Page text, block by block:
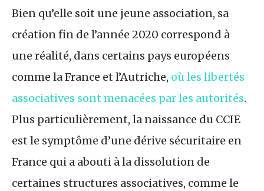
Bien qu’elle soit une jeune association, sa
création fin de l’année 2020 correspond à
une réalité, dans certains pays européens
comme la France et l’Autriche, où les libertés
associatives sont menacées par les autorités.
Plus particulièrement, la naissance du CCIE
est le symptôme d’une dérive sécuritaire en
France qui a abouti à la dissolution de
certaines structures associatives, comme le